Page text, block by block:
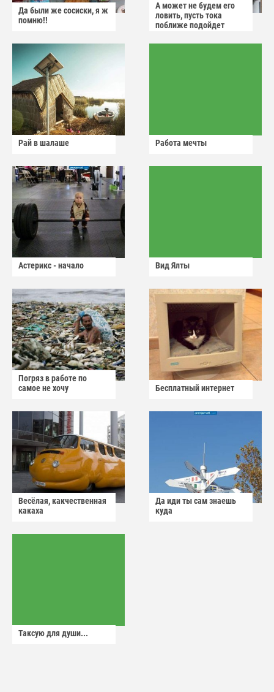
Да были же сосиски, я ж
помню!!
А может не будем его
ловить, пусть тока
поближе подойдет
Рай в шалаше Работа мечты
Астерикс - начало Вид Ялты
Погряз в работе по
самое не хочу
Бесплатный интернет
Весёлая, какчественная
какаха
Да иди ты сам знаешь
куда
Таксую для души...